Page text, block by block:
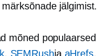
jälgimist.
mõned populaarsed
, SEMRushja aHrefs.